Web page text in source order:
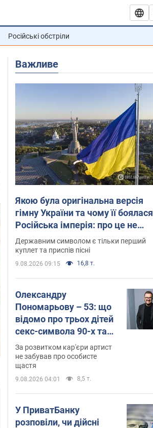
Російські обстріли
Важливе
Якою була оригінальна версія
гімну України та чому її боялася
Російська імперія: про це не
розповідають у школі
Державним символом є тільки перший
куплет та приспів пісні
9.08.2026 09:15 16,8 т.
Олександру
Пономарьову – 53: що
відомо про трьох дітей
секс-символа 90-х та
який вигляд вони
мають
За розвитком кар'єри артист
не забував про особисте
щастя
9.08.2026 04:01 8,5 т.
У ПриватБанку
розповіли, чи дійсні